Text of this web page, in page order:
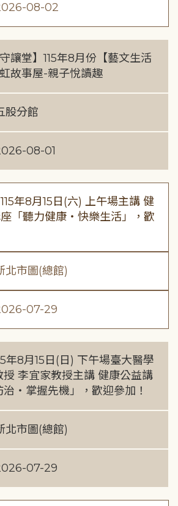
08-02
守讓堂】115年8月份【藝文生活
故事屋-親子悅讀趣
股分館
08-01
115年8月15日(六) 上午場主講 健
「聽力健康・快樂生活」，歡
北市圖(總館)
07-29
年8月15日(日) 下午場臺大醫學
授 李宜家教授主講 健康公益講
・掌握先機」，歡迎參加！
北市圖(總館)
07-29